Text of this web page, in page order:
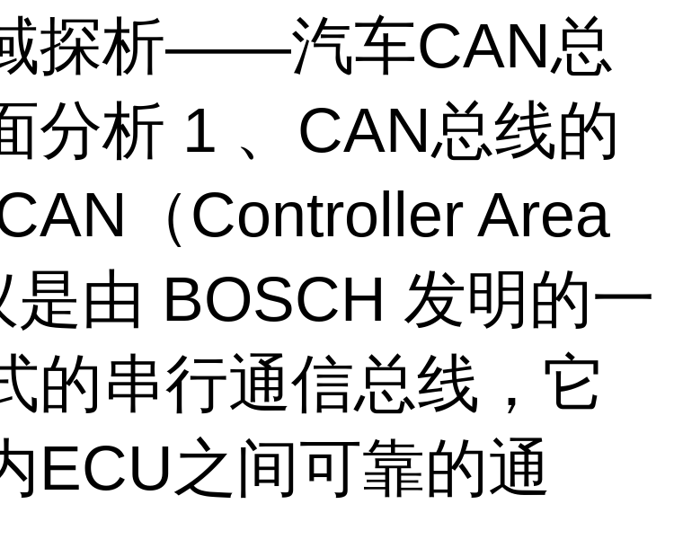
探析——汽车CAN总
分析 1 、CAN总线的
（Controller Area
由 BOSCH 发明的一
的串行通信总线，它
ECU之间可靠的通